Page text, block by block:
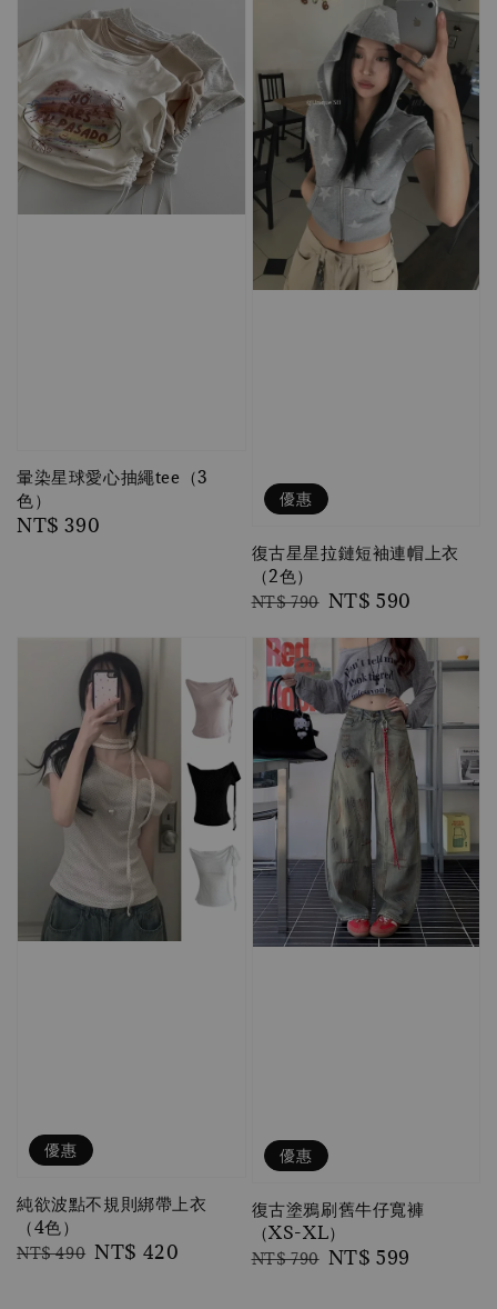
暈染星球愛心抽繩tee（3
色）
Regular
NT$ 390
優惠
復古星星拉鏈短袖連帽上衣
（2色）
Regular
NT$ 790 Sale
NT$ 590
優惠
純欲波點不規則綁帶上衣
（4色）
Regular
NT$ 490 Sale
NT$ 420
優惠
復古塗鴉刷舊牛仔寬褲
（XS-XL）
Regular
NT$ 790 Sale
NT$ 599